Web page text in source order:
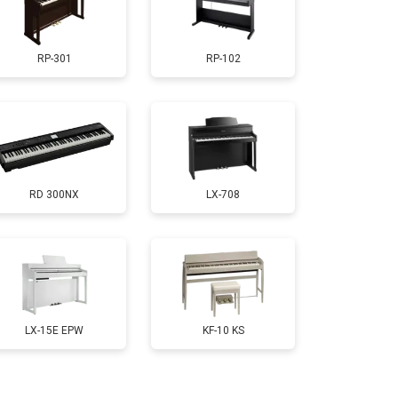
1200 ₽ Заказать
1500 ₽ Заказать
2000 ₽ Заказать
1800 ₽ Заказать
1200 ₽
RP-301 RP-102
RD 300NX LX-708
LX-15E EPW KF-10 KS